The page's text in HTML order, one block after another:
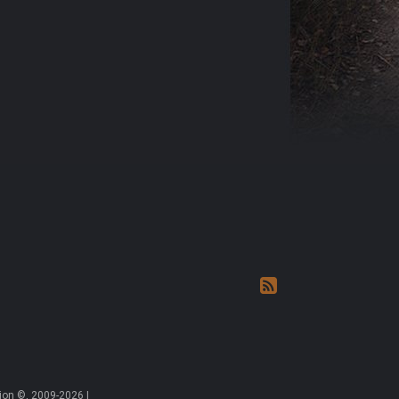
©, 2009-2026 |